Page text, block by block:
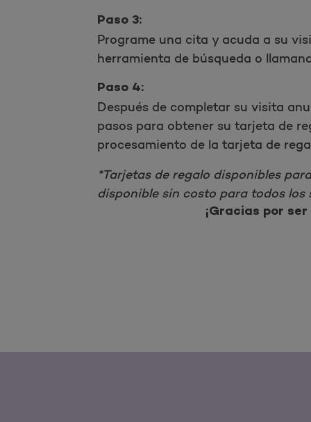
Paso 3:
Programe una cita y acuda a su
herramienta de búsqueda o
Paso 4:
Después de completar su visita
pasos para obtener su tarjeta de
procesamiento de la tarjeta de
*Tarjetas de regalo disponibles
disponible sin costo para todos los
¡Gracias por